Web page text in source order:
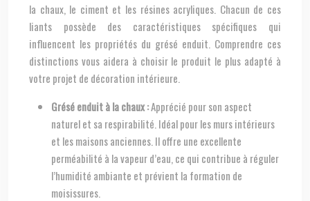
la chaux, le ciment et les résines acryliques. Chacun de ces
liants possède des caractéristiques spécifiques qui
influencent les propriétés du grésé enduit. Comprendre ces
distinctions vous aidera à choisir le produit le plus adapté à
votre projet de décoration intérieure.
Grésé enduit à la chaux :Apprécié pour son aspect
naturel et sa respirabilité. Idéal pour les murs intérieurs
et les maisons anciennes. Il offre une excellente
perméabilité à la vapeur d’eau, ce qui contribue à réguler
l’humidité ambiante et prévient la formation de
moisissures.